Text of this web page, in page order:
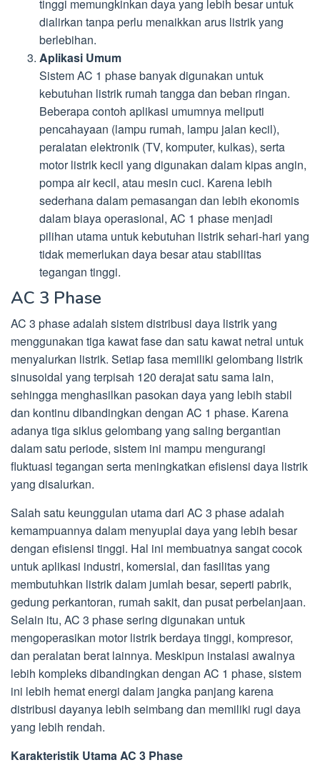
tinggi memungkinkan daya yang lebih besar untuk
dialirkan tanpa perlu menaikkan arus listrik yang
berlebihan.
Aplikasi Umum
Sistem AC 1 phase banyak digunakan untuk
kebutuhan listrik rumah tangga dan beban ringan.
Beberapa contoh aplikasi umumnya meliputi
pencahayaan (lampu rumah, lampu jalan kecil),
peralatan elektronik (TV, komputer, kulkas), serta
motor listrik kecil yang digunakan dalam kipas angin,
pompa air kecil, atau mesin cuci. Karena lebih
sederhana dalam pemasangan dan lebih ekonomis
dalam biaya operasional, AC 1 phase menjadi
pilihan utama untuk kebutuhan listrik sehari-hari yang
tidak memerlukan daya besar atau stabilitas
tegangan tinggi.
AC 3 Phase
AC 3 phase adalah sistem distribusi daya listrik yang
menggunakan tiga kawat fase dan satu kawat netral untuk
menyalurkan listrik. Setiap fasa memiliki gelombang listrik
sinusoidal yang terpisah 120 derajat satu sama lain,
sehingga menghasilkan pasokan daya yang lebih stabil
dan kontinu dibandingkan dengan AC 1 phase. Karena
adanya tiga siklus gelombang yang saling bergantian
dalam satu periode, sistem ini mampu mengurangi
fluktuasi tegangan serta meningkatkan efisiensi daya listrik
yang disalurkan.
Salah satu keunggulan utama dari AC 3 phase adalah
kemampuannya dalam menyuplai daya yang lebih besar
dengan efisiensi tinggi. Hal ini membuatnya sangat cocok
untuk aplikasi industri, komersial, dan fasilitas yang
membutuhkan listrik dalam jumlah besar, seperti pabrik,
gedung perkantoran, rumah sakit, dan pusat perbelanjaan.
Selain itu, AC 3 phase sering digunakan untuk
mengoperasikan motor listrik berdaya tinggi, kompresor,
dan peralatan berat lainnya. Meskipun instalasi awalnya
lebih kompleks dibandingkan dengan AC 1 phase, sistem
ini lebih hemat energi dalam jangka panjang karena
distribusi dayanya lebih seimbang dan memiliki rugi daya
yang lebih rendah.
Karakteristik Utama AC 3 Phase